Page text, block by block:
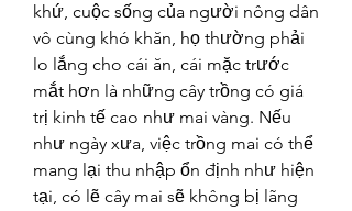
khứ, cuộc sống của người nông dân
vô cùng khó khăn, họ thường phải
lo lắng cho cái ăn, cái mặc trước
mắt hơn là những cây trồng có giá
trị kinh tế cao như mai vàng. Nếu
như ngày xưa, việc trồng mai có thể
mang lại thu nhập ổn định như hiện
tại, có lẽ cây mai sẽ không bị lãng